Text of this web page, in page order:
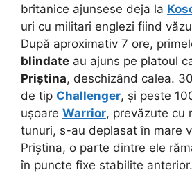
britanice ajunsese deja la
uri cu militari englezi fiind
După aproximativ 7 ore,
blindate au ajuns pe platoul
Priștina, deschizând calea.
de tip Challenger, și peste
ușoare Warrior, prevăzute cu
tunuri, s-au deplasat în mare
Priștina, o parte dintre ele
în puncte fixe stabilite anterior.